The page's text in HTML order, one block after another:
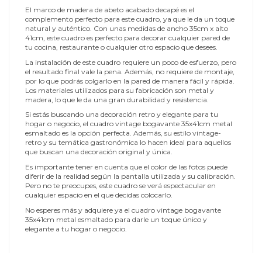
El marco de madera de abeto acabado decapé es el
complemento perfecto para este cuadro, ya que le da un toque
natural y auténtico. Con unas medidas de ancho 35cm x alto
41cm, este cuadro es perfecto para decorar cualquier pared de
tu cocina, restaurante o cualquier otro espacio que desees.
La instalación de este cuadro requiere un poco de esfuerzo, pero
el resultado final vale la pena. Además, no requiere de montaje,
por lo que podrás colgarlo en la pared de manera fácil y rápida.
Los materiales utilizados para su fabricación son metal y
madera, lo que le da una gran durabilidad y resistencia.
Si estás buscando una decoración retro y elegante para tu
hogar o negocio, el cuadro vintage bogavante 35x41cm metal
esmaltado es la opción perfecta. Además, su estilo vintage-
retro y su temática gastronómica lo hacen ideal para aquellos
que buscan una decoración original y única.
Es importante tener en cuenta que el color de las fotos puede
diferir de la realidad según la pantalla utilizada y su calibración.
Pero no te preocupes, este cuadro se verá espectacular en
cualquier espacio en el que decidas colocarlo.
No esperes más y adquiere ya el cuadro vintage bogavante
35x41cm metal esmaltado para darle un toque único y
elegante a tu hogar o negocio.